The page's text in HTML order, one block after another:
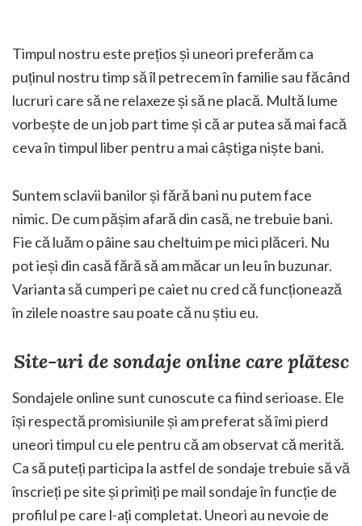
Timpul nostru este prețios și uneori preferăm ca
puținul nostru timp să îl petrecem în familie sau făcând
lucruri care să ne relaxeze și să ne placă. Multă lume
vorbește de un job part time și că ar putea să mai facă
ceva în timpul liber pentru a mai câștiga niște bani.
Suntem sclavii banilor și fără bani nu putem face
nimic. De cum pășim afară din casă, ne trebuie bani.
Fie că luăm o pâine sau cheltuim pe mici plăceri. Nu
pot ieși din casă fără să am măcar un leu în buzunar.
Varianta să cumperi pe caiet nu cred că funcționează
în zilele noastre sau poate că nu știu eu.
Site-uri de sondaje online care plătesc
Sondajele online sunt cunoscute ca fiind serioase. Ele
își respectă promisiunile și am preferat să îmi pierd
uneori timpul cu ele pentru că am observat că merită.
Ca să puteți participa la astfel de sondaje trebuie să vă
înscrieți pe site și primiți pe mail sondaje în funcție de
profilul pe care l-ați completat. Uneori au nevoie de